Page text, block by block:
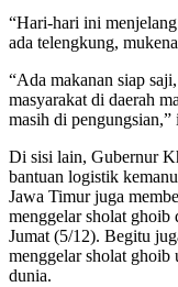
“Hari-hari ini
ada telengkung,
“Ada makanan siap
masyarakat di daerah
masih di pengungsian,”
Di sisi lain, Gubernur
bantuan logistik
Jawa Timur juga
menggelar sholat
Jumat (5/12). Begitu
menggelar sholat ghoib
dunia.